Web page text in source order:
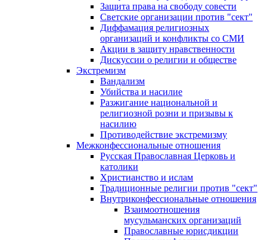
Защита права на свободу совести
Светские организации против "сект"
Диффамация религиозных
организаций и конфликты со СМИ
Акции в защиту нравственности
Дискуссии о религии и обществе
Экстремизм
Вандализм
Убийства и насилие
Разжигание национальной и
религиозной розни и призывы к
насилию
Противодействие экстремизму
Межконфессиональные отношения
Русская Православная Церковь и
католики
Христианство и ислам
Традиционные религии против "сект"
Внутриконфессиональные отношения
Взаимоотношения
мусульманских организаций
Православные юрисдикции